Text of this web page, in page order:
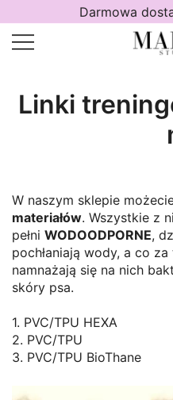
do
treści
Darmowa
Linki
W naszym sklepie
materiałów. Wszystkie z
pełni WODOODPORNE,
pochłaniają wody, a co
namnażają się na nich
skóry psa.
1. PVC/TPU HEXA
2. PVC/TPU
3. PVC/TPU BioThane